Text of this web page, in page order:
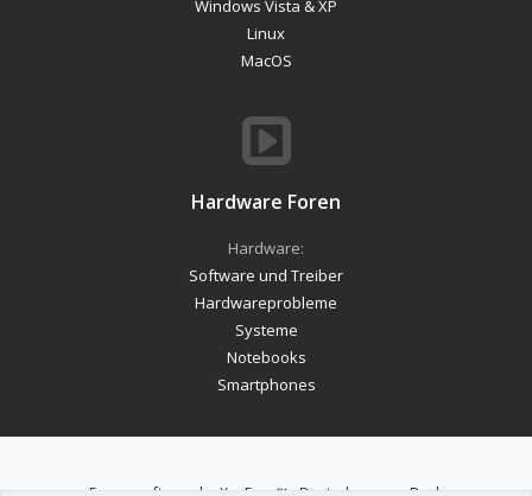
Windows Vista & XP
Linux
MacOS
Hardware Foren
Hardware:
Software und Treiber
Hardwareprobleme
Systeme
Notebooks
Smartphones